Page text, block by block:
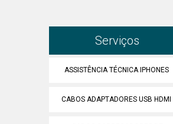
Serviços
ASSISTÊNCIA TÉCNICA IPHONES
CABOS ADAPTADORES USB HDMI